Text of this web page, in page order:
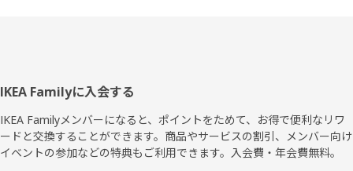
フ
ッ
タ
IKEA Familyに入会する
IKEA Familyメンバーになると、ポイントをためて、お得で便利なリワ
ードと交換することができます。商品やサービスの割引、メンバー向け
イベントの参加などの特典もご利用できます。入会費・年会費無料。